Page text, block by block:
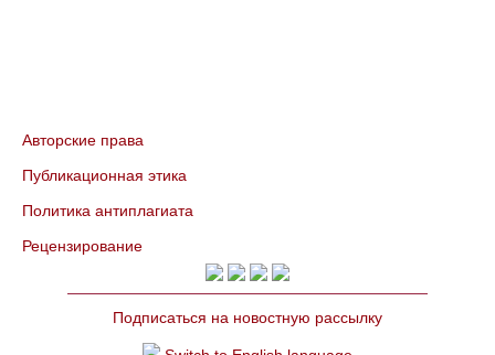
Авторские права
Публикационная этика
Политика антиплагиата
Рецензирование
Подписаться на новостную рассылку